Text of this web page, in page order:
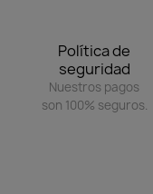
Política de
seguridad
Nuestros pagos
son 100% seguros.